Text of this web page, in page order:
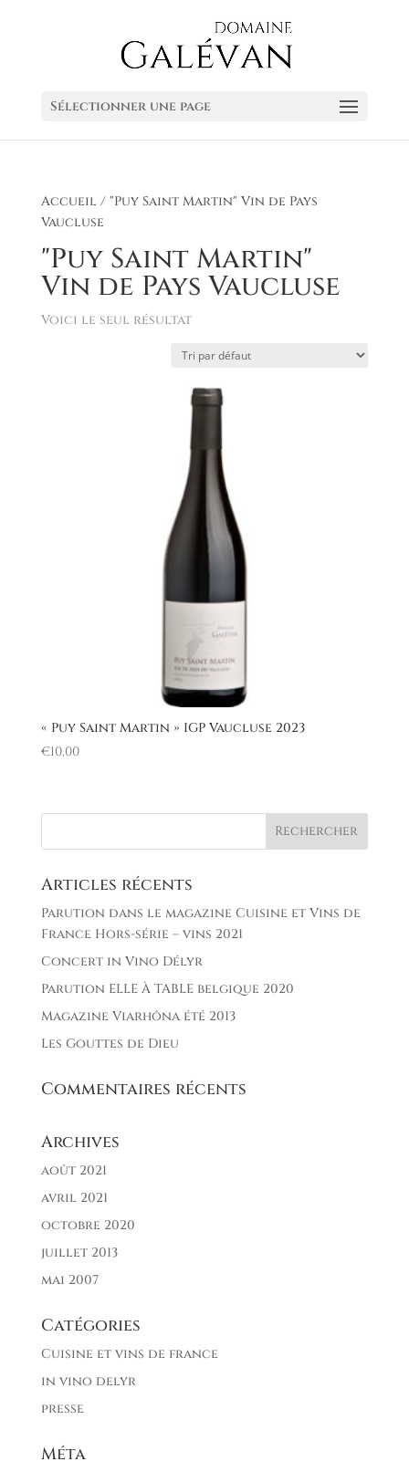
Sélectionner une page
Accueil / "Puy Saint Martin" Vin de Pays
Vaucluse
"Puy Saint Martin"
Vin de Pays Vaucluse
Voici le seul résultat
« Puy Saint Martin » IGP Vaucluse 2023
€10,00
Articles récents
Parution dans le magazine Cuisine et Vins de
France Hors-série – vins 2021
Concert in Vino Délyr
Parution ELLE À TABLE belgique 2020
Magazine Viarhôna été 2013
Les Gouttes de Dieu
Commentaires récents
Archives
août 2021
avril 2021
octobre 2020
juillet 2013
mai 2007
Catégories
Cuisine et vins de france
in vino delyr
presse
Méta